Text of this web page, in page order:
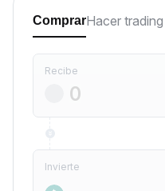
ComprarHacer trading
Recibe
Invierte